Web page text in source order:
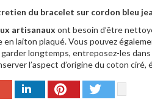
du bracelet sur cordon bleu
artisanaux ont besoin d’être
en laiton plaqué. Vous pouvez
garder longtemps, entreposez-les
l’aspect d’origine du coton ciré,
Google+ LinkedIn Pinterest